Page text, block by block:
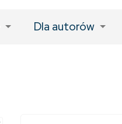
Dla autorów